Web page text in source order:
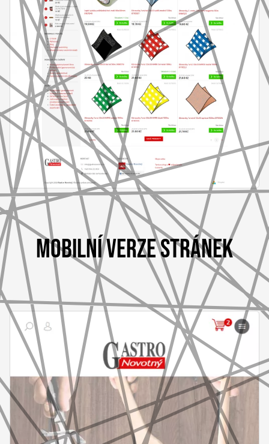
MOBILNÍ VERZE STRÁNEK